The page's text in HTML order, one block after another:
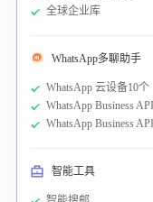
全球企业库
WhatsApp多聊助手
WhatsApp 云设备10个
WhatsApp Business
WhatsApp Business
智能工具